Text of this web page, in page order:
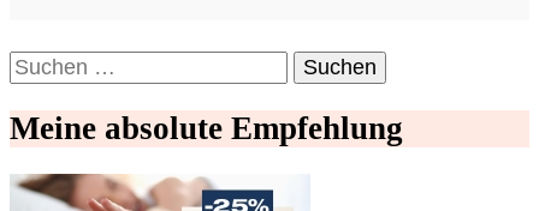
Suchen
nach:
Meine absolute Empfehlung